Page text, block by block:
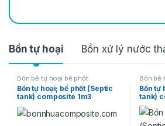
Bồn tự hoại Bồn xử lý nước
Bồn bể tự hoại bể phốt
Bồn tự hoại; bể phốt (Septic
tank) composite 1m3
Bồn bể
Bồn tự
tank)